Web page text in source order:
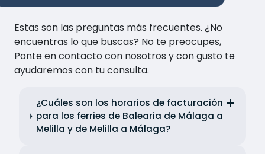
Estas son las preguntas más frecuentes. ¿No
encuentras lo que buscas? No te preocupes,
Ponte en contacto con nosotros y con gusto te
ayudaremos con tu consulta.
¿Cuáles son los horarios de facturación
para los ferries de Balearia de Málaga a
Melilla y de Melilla a Málaga?